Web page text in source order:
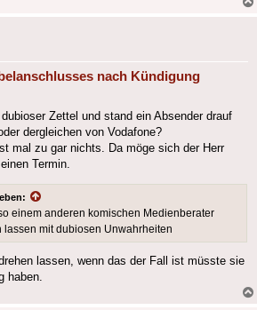
nach Kündigung
Zettel und stand ein Absender drauf
dergleichen von Vodafone?
mal zu gar nichts. Da möge sich der Herr
Termin.
einem anderen komischen Medienberater
mit dubiosen Unwahrheiten
lassen, wenn das der Fall ist müsste sie
haben.